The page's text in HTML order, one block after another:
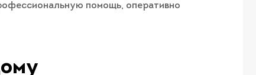
помощь, оперативно